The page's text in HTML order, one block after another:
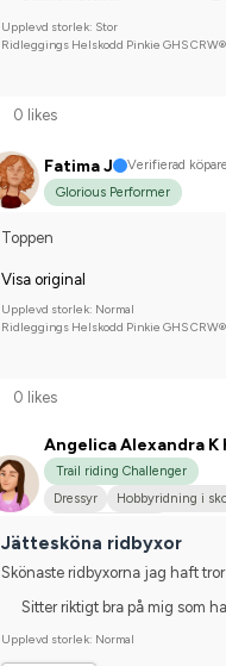
Upplevd storlek: Stor
Ridleggings Helskodd Pinkie GHS CRW®
0 likes
Fatima J
Verifierad köpare
Glorious Performer
Toppen
Visa original
Upplevd storlek: Normal
Ridleggings Helskodd Pinkie GHS CRW®
0 likes
Angelica Alexandra K
Trail riding Challenger
Dressyr
Hobbyridning i
Jättesköna ridbyxor
Skönaste ridbyxorna jag haft
Sitter riktigt bra på mig som
Upplevd storlek: Normal